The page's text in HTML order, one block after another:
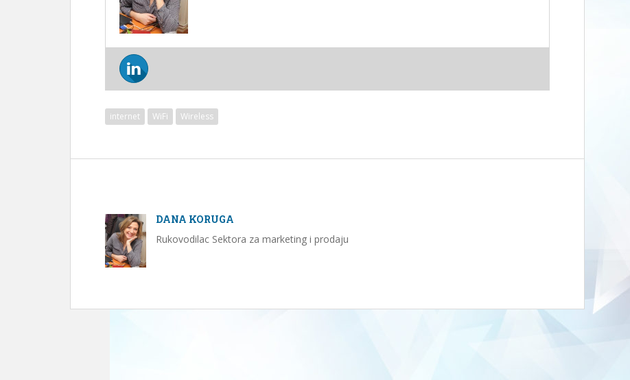
internet WiFi Wireless
DANA KORUGA
Rukovodilac Sektora za marketing i prodaju